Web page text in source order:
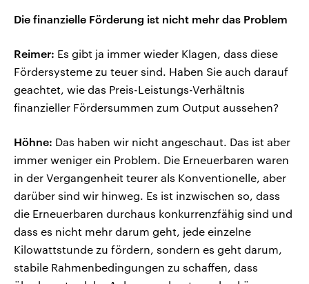
Die finanzielle Förderung ist nicht mehr das Problem
Reimer: Es gibt ja immer wieder Klagen, dass diese
Fördersysteme zu teuer sind. Haben Sie auch darauf
geachtet, wie das Preis-Leistungs-Verhältnis
finanzieller Fördersummen zum Output aussehen?
Höhne: Das haben wir nicht angeschaut. Das ist aber
immer weniger ein Problem. Die Erneuerbaren waren
in der Vergangenheit teurer als Konventionelle, aber
darüber sind wir hinweg. Es ist inzwischen so, dass
die Erneuerbaren durchaus konkurrenzfähig sind und
dass es nicht mehr darum geht, jede einzelne
Kilowattstunde zu fördern, sondern es geht darum,
stabile Rahmenbedingungen zu schaffen, dass